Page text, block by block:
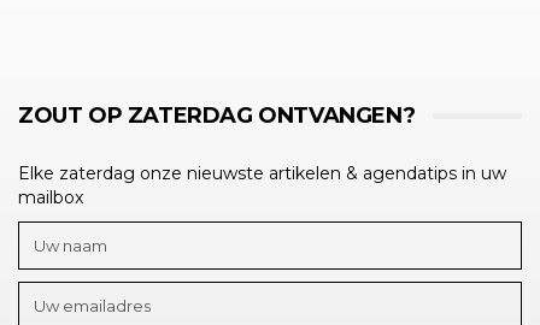
ZOUT OP ZATERDAG ONTVANGEN?
Elke zaterdag onze nieuwste artikelen & agendatips in uw
mailbox